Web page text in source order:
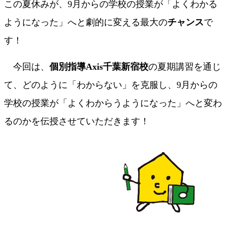
この夏休みが、9月からの学校の授業が「よくわかる
ようになった」へと劇的に変える最大のチャンスで
す！
今回は、 個別指導Axis千葉新宿校の夏期講習を通じ
て、どのように「わからない」を克服し、9月からの
学校の授業が「よくわからうようになった」へと変わ
るのかを伝授させていただきます！